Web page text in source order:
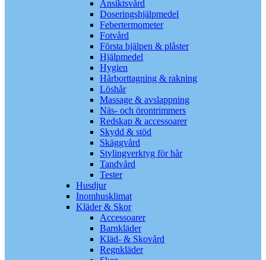
Ansiktsvård
Doseringshjälpmedel
Febertermometer
Fotvård
Första hjälpen & plåster
Hjälpmedel
Hygien
Hårborttagning & rakning
Löshår
Massage & avslappning
Näs- och örontrimmers
Redskap & accessoarer
Skydd & stöd
Skäggvård
Stylingverktyg för hår
Tandvård
Tester
Husdjur
Inomhusklimat
Kläder & Skor
Accessoarer
Barnkläder
Kläd- & Skovård
Regnkläder